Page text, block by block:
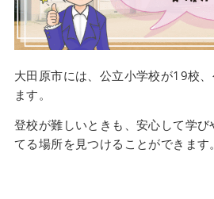
大田原市には、公立小学校が19校
ます。
登校が難しいときも、安心して学
てる場所を見つけることができます。